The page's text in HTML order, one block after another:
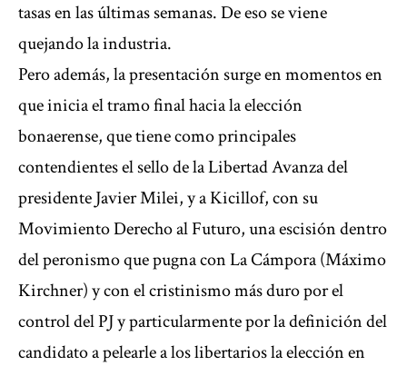
tasas en las últimas semanas. De eso se viene
quejando la industria.
Pero además, la presentación surge en momentos en
que inicia el tramo final hacia la elección
bonaerense, que tiene como principales
contendientes el sello de la Libertad Avanza del
presidente Javier Milei, y a Kicillof, con su
Movimiento Derecho al Futuro, una escisión dentro
del peronismo que pugna con La Cámpora (Máximo
Kirchner) y con el cristinismo más duro por el
control del PJ y particularmente por la definición del
candidato a pelearle a los libertarios la elección en